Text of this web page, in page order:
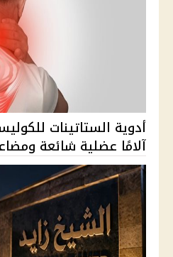
أدوية الستاتينات
آلامًا عضلية شائعة